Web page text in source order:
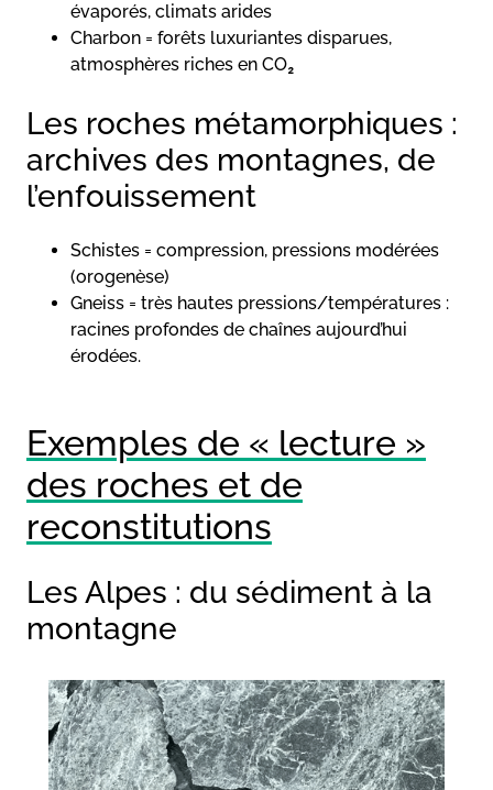
évaporés, climats arides
Charbon = forêts luxuriantes disparues,
atmosphères riches en CO₂
Les roches métamorphiques :
archives des montagnes, de
l’enfouissement
Schistes = compression, pressions modérées
(orogenèse)
Gneiss = très hautes pressions/températures :
racines profondes de chaînes aujourd’hui
érodées.
Exemples de « lecture »
des roches et de
reconstitutions
Les Alpes : du sédiment à la
montagne